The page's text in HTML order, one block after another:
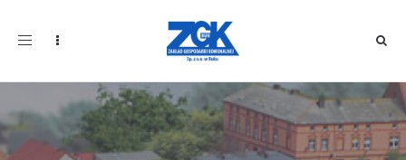
Toggle